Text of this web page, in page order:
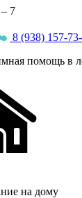
7
8 (938) 157-
помощь в
на дому